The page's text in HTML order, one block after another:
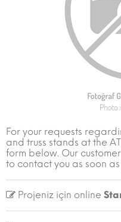
For your requests
and truss stands at the
form below. Our
to contact you as soon
Projeniz için online